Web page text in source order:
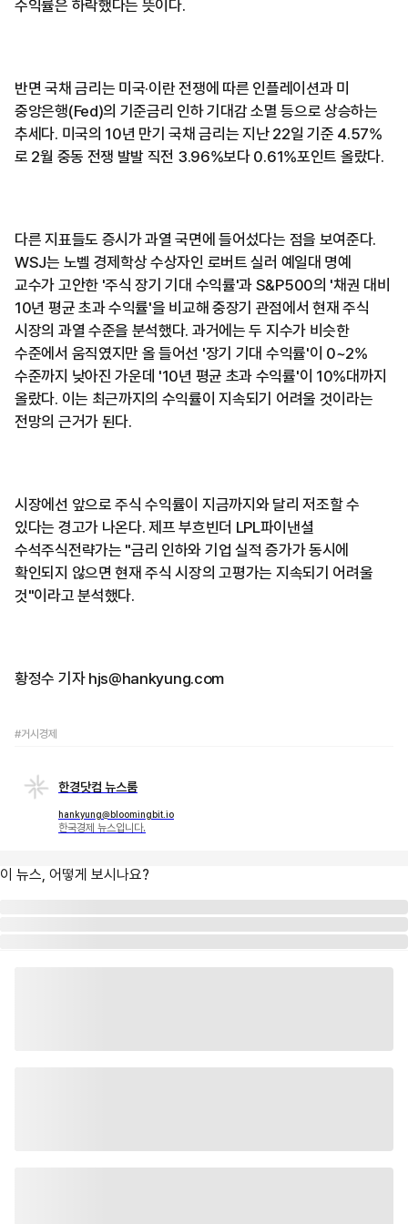
수익률은 하락했다는 뜻이다.
반면 국채 금리는 미국·이란 전쟁에 따른 인플레이션과 미
중앙은행(Fed)의 기준금리 인하 기대감 소멸 등으로 상승하는
추세다. 미국의 10년 만기 국채 금리는 지난 22일 기준 4.57%
로 2월 중동 전쟁 발발 직전 3.96%보다 0.61%포인트 올랐다.
다른 지표들도 증시가 과열 국면에 들어섰다는 점을 보여준다.
WSJ는 노벨 경제학상 수상자인 로버트 실러 예일대 명예
교수가 고안한 '주식 장기 기대 수익률'과 S&P500의 '채권 대비
10년 평균 초과 수익률'을 비교해 중장기 관점에서 현재 주식
시장의 과열 수준을 분석했다. 과거에는 두 지수가 비슷한
수준에서 움직였지만 올 들어선 '장기 기대 수익률'이 0~2%
수준까지 낮아진 가운데 '10년 평균 초과 수익률'이 10%대까지
올랐다. 이는 최근까지의 수익률이 지속되기 어려울 것이라는
전망의 근거가 된다.
시장에선 앞으로 주식 수익률이 지금까지와 달리 저조할 수
있다는 경고가 나온다. 제프 부흐빈더 LPL파이낸셜
수석주식전략가는 "금리 인하와 기업 실적 증가가 동시에
확인되지 않으면 현재 주식 시장의 고평가는 지속되기 어려울
것"이라고 분석했다.
황정수 기자 hjs@hankyung.com
#거시경제
한경닷컴 뉴스룸
hankyung@bloomingbit.io
한국경제 뉴스입니다.
이 뉴스, 어떻게 보시나요?